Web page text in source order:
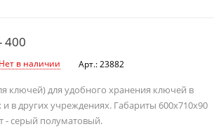
400
Нет в наличии Арт.: 23882
ключей) для удобного хранения ключей в
и в других учреждениях. Габариты 600х710х90
- серый полуматовый.